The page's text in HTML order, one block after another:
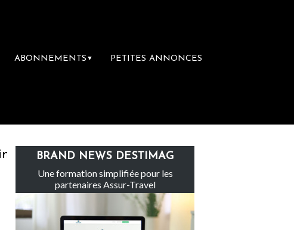
ABONNEMENTS ▼ PETITES ANNONCES
rachète Eden Tour
BRAND NEWS DESTIMAG
Une formation simplifiée pour les
partenaires Assur-Travel